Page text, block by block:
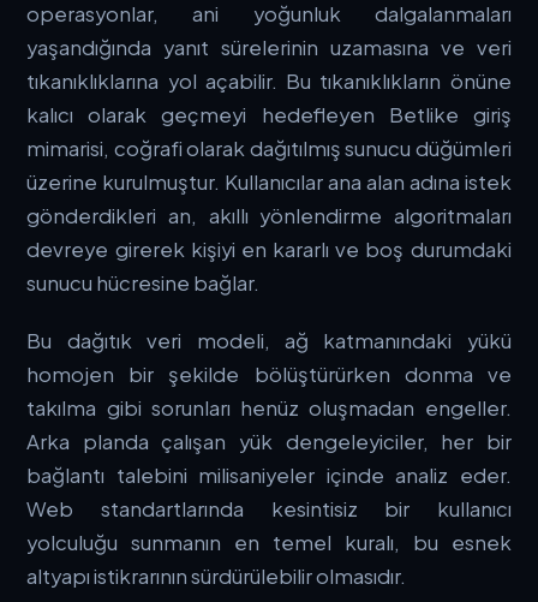
operasyonlar, ani yoğunluk dalgalanmaları
yaşandığında yanıt sürelerinin uzamasına ve veri
tıkanıklıklarına yol açabilir. Bu tıkanıklıkların önüne
kalıcı olarak geçmeyi hedefleyen Betlike giriş
mimarisi, coğrafi olarak dağıtılmış sunucu düğümleri
üzerine kurulmuştur. Kullanıcılar ana alan adına istek
gönderdikleri an, akıllı yönlendirme algoritmaları
devreye girerek kişiyi en kararlı ve boş durumdaki
sunucu hücresine bağlar.
Bu dağıtık veri modeli, ağ katmanındaki yükü
homojen bir şekilde bölüştürürken donma ve
takılma gibi sorunları henüz oluşmadan engeller.
Arka planda çalışan yük dengeleyiciler, her bir
bağlantı talebini milisaniyeler içinde analiz eder.
Web standartlarında kesintisiz bir kullanıcı
yolculuğu sunmanın en temel kuralı, bu esnek
altyapı istikrarının sürdürülebilir olmasıdır.